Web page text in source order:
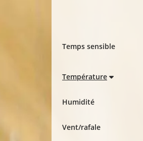
Temps sensible
Température
Humidité
Vent/rafale